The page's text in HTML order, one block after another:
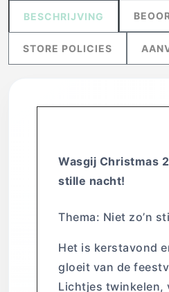
BESCHRIJVING
STORE POLICIES
Wasgij Christmas
stille nacht!
Thema: Niet zo’n
Het is kerstavond
gloeit van de
Lichtjes twinkelen,